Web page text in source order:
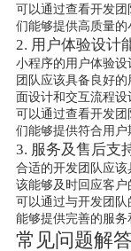
可以通过查看开发
们能够提供高质量的
2. 用户体验设计
小程序的用户体验
团队应该具备良好
面设计和交互流程设
可以通过查看开发
们能够提供符合用户
3. 服务及售后支
合适的开发团队应
该能够及时回应客户
可以通过与开发团
能够提供完善的服务
常见问题解答